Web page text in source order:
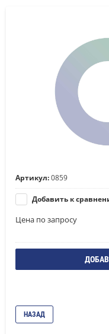
Артикул:0859
Добавить к
Цена по запросу
НАЗАД